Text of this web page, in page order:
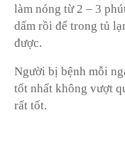
làm nóng từ 2 – 3
dấm rồi để trong tủ
được.
Người bị bệnh mỗi
tốt nhất không vượt
rất tốt.